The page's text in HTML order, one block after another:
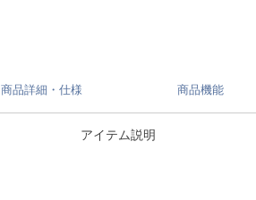
商品詳細・仕様 商品機能
アイテム説明